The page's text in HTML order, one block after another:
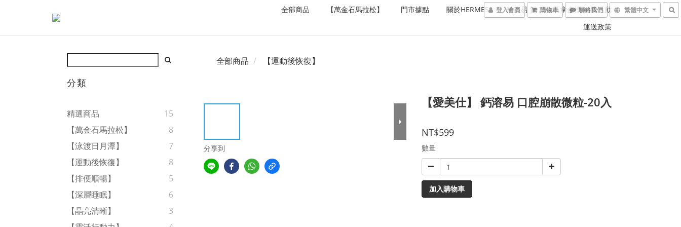
登入會員 購物車 聯絡我們 繁體中文
全部商品 【萬金石馬拉松】 門市據點 關於HERMES
鎂溶易 賀 萬金石拿金標 抽獎活動
運送政策
分類
精選商品
15
【萬金石馬拉松】
8
【泳渡日月潭】
7
【運動後恢復】
8
【排便順暢】
5
【深層睡眠】
6
【晶亮清晰】
3
全部商品 【運動後恢復】
分享到
【愛美仕】 鈣溶易 口腔崩散微粒-20入
NT$599
數量
加入購物車